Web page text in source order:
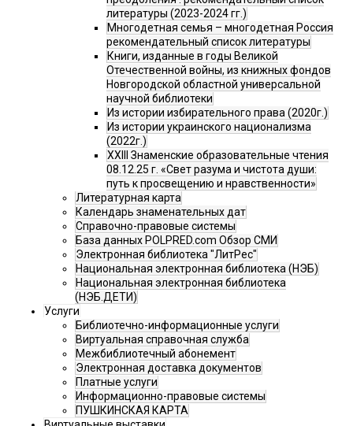
литературы (2023-2024 гг.)
Многодетная семья – многодетная Россия
рекомендательный список литературы
Книги, изданные в годы Великой
Отечественной войны, из книжных фондов
Новгородской областной универсальной
научной библиотеки
Из истории избирательного права (2020г.)
Из истории украинского национализма
(2022г.)
XXIII Знаменские образовательные чтения
08.12.25 г. «Свет разума и чистота души:
путь к просвещению и нравственности»
Литературная карта
Календарь знаменательных дат
Справочно-правовые системы
База данных POLPRED.com Обзор СМИ
Электронная библиотека "ЛитРес"
Национальная электронная библиотека (НЭБ)
Национальная электронная библиотека
(НЭБ.ДЕТИ)
Услуги
Библиотечно-информационные услуги
Виртуальная справочная служба
Межбиблиотечный абонемент
Электронная доставка документов
Платные услуги
Информационно-правовые системы
ПУШКИНСКАЯ КАРТА